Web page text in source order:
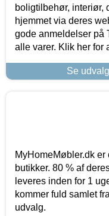
boligtilbehør, interiør,
hjemmet via deres
gode anmeldelser på
alle varer. Klik her for
Se
MyHomeMøbler.dk
butikker. 80 % af
leveres inden for 1
kommer fuld samlet
udvalg.